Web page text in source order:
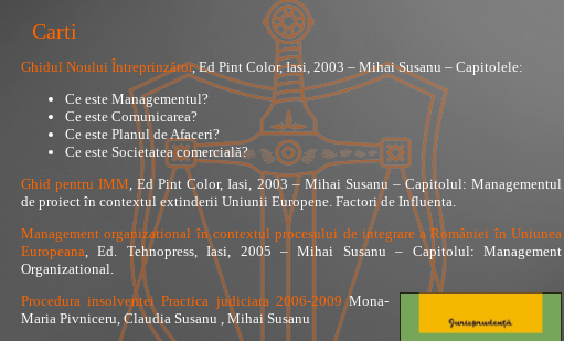
Carti
Ghidul Noului Întreprinzător, Ed Pint Color, Iasi, 2003 – Mihai Susanu – Capitolele:
Ce este Managementul?
Ce este Comunicarea?
Ce este Planul de Afaceri?
Ce este Societatea comercială?
Ghid pentru IMM, Ed Pint Color, Iasi, 2003 – Mihai Susanu – Capitolul: Managementul
de proiect în contextul extinderii Uniunii Europene. Factori de Influenta.
Management organizational în contextul procesului de integrare a României în Uniunea
Europeana, Ed. Tehnopress, Iasi, 2005 – Mihai Susanu – Capitolul: Management
Organizational.
Procedura insolventei Practica judiciara 2006-2009 Mona-
Maria Pivniceru, Claudia Susanu , Mihai Susanu